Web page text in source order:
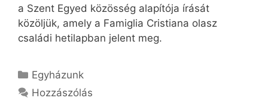
a Szent Egyed közösség alapítója írását
közöljük, amely a Famiglia Cristiana olasz
családi hetilapban jelent meg.
Kategória
Egyházunk
Hozzászólás